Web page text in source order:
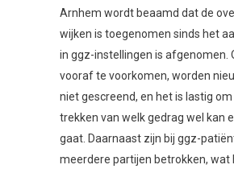
Arnhem wordt beaamd dat de
wijken is toegenomen sinds het
in ggz-instellingen is afgenomen.
vooraf te voorkomen, worden
niet gescreend, en het is lastig
trekken van welk gedrag wel kan
gaat. Daarnaast zijn bij ggz-
meerdere partijen betrokken, wat